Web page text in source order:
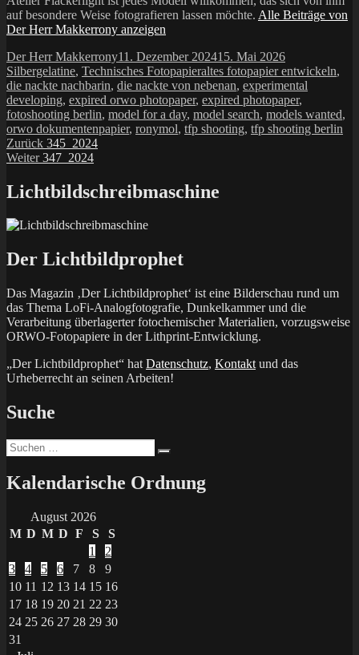
auf besondere Weise fotografieren lassen möchte. Alle Beiträge von
Der Herr Makkerrony anzeigen
Autor
Der Herr MakkerronyVeröffentlicht
am
11. Dezember 202415. Mai 2026Kategorien
Silbergelatine, Technisches FotopapierSchlagwörter
altes fotopapier entwickeln,
die nackte nachbarin, die nackte von nebenan, experimental
developing, expired orwo photopaper, expired photopaper,
fotoshooting berlin, model for a day, model search, models wanted,
orwo dokumentenpapier, ronymol, tfp shooting, tfp shooting berlin
Beitragsnavigation
Zurück Vorheriger
Beitrag:
345_2024
Weiter Nächster
347_2024
Lichtbildschreibmaschine
Der Lichtbildprophet
Das Magazin ‚Der Lichtbildprophet‘ ist eine Bilderschau rund um
das Thema LoFi-Analogfotografie, Dunkelkammer und die
Verarbeitung überlagerter fotochemischer Materialien, vorzugsweise
ORWO-Fotopapiere in der Lithprint-Entwicklung.
„Der Lichtbildprophet“ hat Datenschutz, Kontakt und das
Urheberrecht an seinen Arbeiten!
Suche
Suchen
nach:
Kalendarische Ordnung
August 2026
M D M D F S
S
1
2
3
4 5 6 7 8
9
10 11 12 13 14 15 16
17 18 19 20 21 22 23
24 25 26 27 28 29 30
31